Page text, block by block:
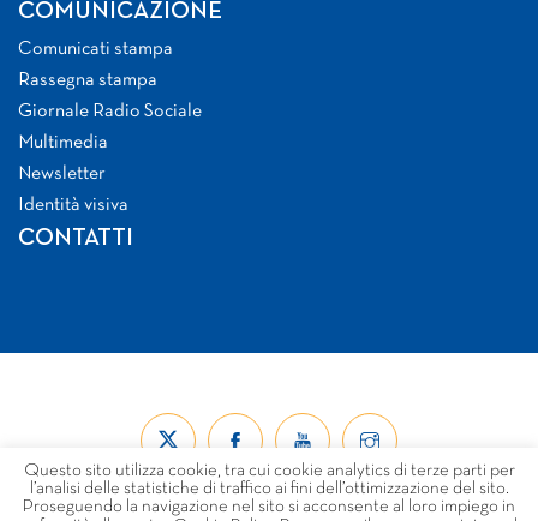
COMUNICAZIONE
Comunicati stampa
Rassegna stampa
Giornale Radio Sociale
Multimedia
Newsletter
Identità visiva
CONTATTI
Questo sito utilizza cookie, tra cui cookie analytics di terze parti per
l’analisi delle statistiche di traffico ai fini dell’ottimizzazione del sito.
Proseguendo la navigazione nel sito si acconsente al loro impiego in